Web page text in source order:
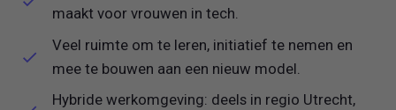
maakt voor vrouwen in tech.
Veel ruimte om te leren, initiatief te nemen en
mee te bouwen aan een nieuw model.
Hybride werkomgeving: deels in regio Utrecht,